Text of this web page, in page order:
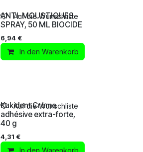
ANTI-MOUSTIQUES
SPRAY, 50 ML BIOCIDE
6,94€
In den Warenkorb
Auf die Wunschliste
Kukident Crème
adhésive extra-forte,
40 g
4,31 €
In den Warenkorb
Auf die Wunschliste